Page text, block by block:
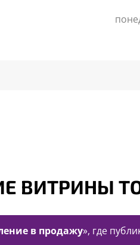
ВИТРИНЫ
в продажу», где